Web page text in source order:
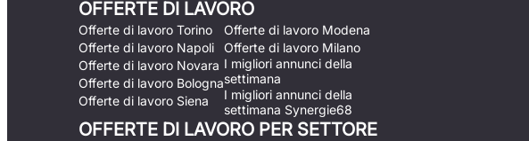
OFFERTE DI LAVORO
Offerte di lavoro Torino
Offerte di lavoro Napoli
Offerte di lavoro Novara
Offerte di lavoro Bologna
Offerte di lavoro Siena
Offerte di lavoro Modena
Offerte di lavoro Milano
I migliori annunci della
settimana
I migliori annunci della
settimana Synergie68
OFFERTE DI LAVORO PER SETTORE